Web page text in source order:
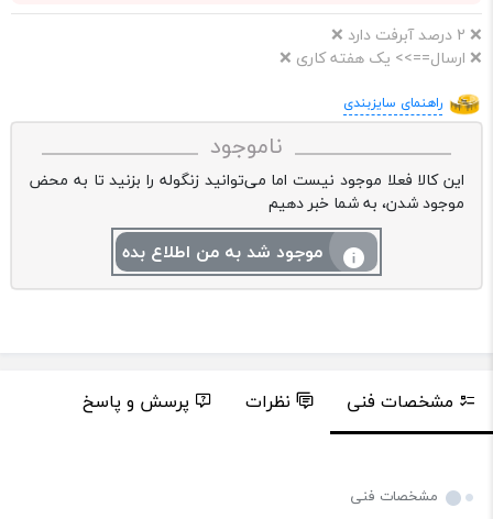
❌ 2 درصد آبرفت دارد ❌
❌ ارسال==>> یک هفته کاری ❌
راهنمای سایزبندی
ناموجود
این کالا فعلا موجود نیست اما می‌توانید زنگوله را بزنید تا به محض
موجود شدن، به شما خبر دهیم
موجود شد به من اطلاع بده
مشخصات فنی نظرات پرسش و پاسخ
مشخصات فنی